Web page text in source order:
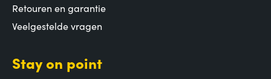
Retouren en garantie
Veelgestelde vragen
Stay on point